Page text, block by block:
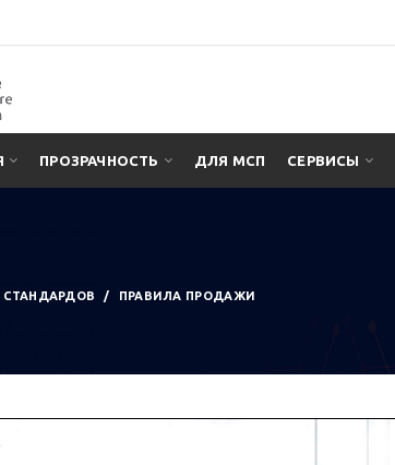
ПРОЗРАЧНОСТЬ ДЛЯ МСП СЕРВИСЫ
ПРАВИЛА ПРОДАЖИ